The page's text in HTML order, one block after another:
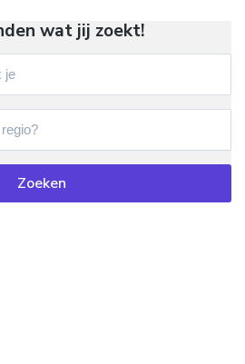
wat jij zoekt!